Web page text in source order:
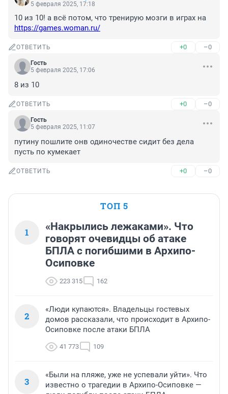
5 февраля 2025, 17:18
https://games.woman.ru/
ОТВЕТИТЬ +0 –0
Гость
5 февраля 2025, 17:06
8 из 10
ОТВЕТИТЬ +0 –0
Гость
5 февраля 2025, 11:07
путину пошлите онв одиночестве сидит без дела
пусть по кумекает
ОТВЕТИТЬ +0 –0
ТОП 5
1
«Накрылись лежаками». Что
говорят очевидцы об атаке
БПЛА с погибшими в Архипо-
Осиповке
223 315 162
2
«Люди купаются». Владельцы гостевых
домов рассказали, что происходит в Архипо-
Осиповке после атаки БПЛА
41 773 109
3
«Были на пляже, уже не успевали уйти». Что
известно о трагедии в Архипо-Осиповке —